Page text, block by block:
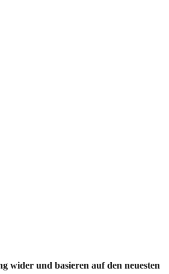
wider und basieren auf den neuesten